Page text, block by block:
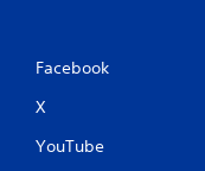
Facebook
X
YouTube